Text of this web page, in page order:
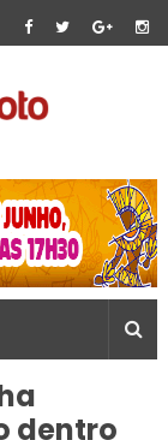
dentro